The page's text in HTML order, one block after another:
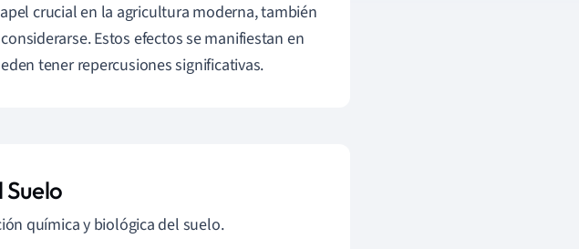
crucial en la agricultura moderna, también
Estos efectos se manifiestan en
tener repercusiones significativas.
química y biológica del suelo.